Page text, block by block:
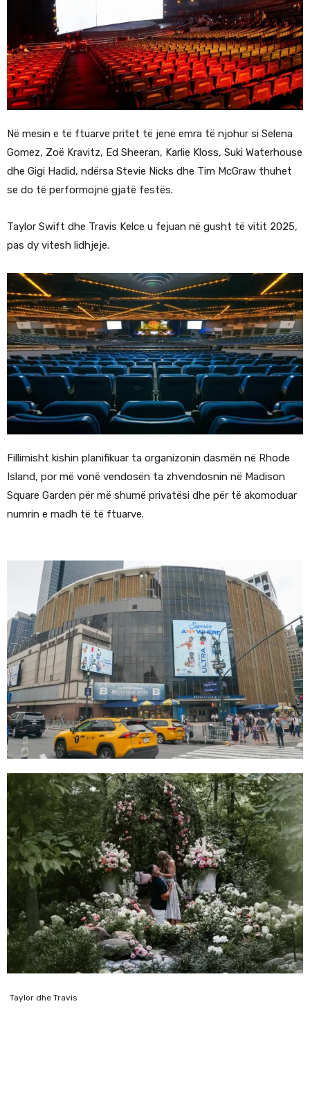
Në mesin e të ftuarve pritet të jenë emra të njohur si Selena
Gomez, Zoë Kravitz, Ed Sheeran, Karlie Kloss, Suki Waterhouse
dhe Gigi Hadid, ndërsa Stevie Nicks dhe Tim McGraw thuhet
se do të performojnë gjatë festës.
Taylor Swift dhe Travis Kelce u fejuan në gusht të vitit 2025,
pas dy vitesh lidhjeje.
Fillimisht kishin planifikuar ta organizonin dasmën në Rhode
Island, por më vonë vendosën ta zhvendosnin në Madison
Square Garden për më shumë privatësi dhe për të akomoduar
numrin e madh të të ftuarve.
Taylor dhe Travis